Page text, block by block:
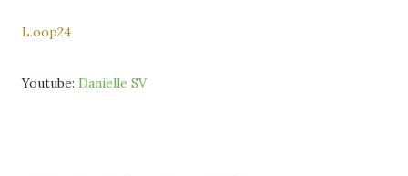
L.oop24
Youtube: Danielle SV